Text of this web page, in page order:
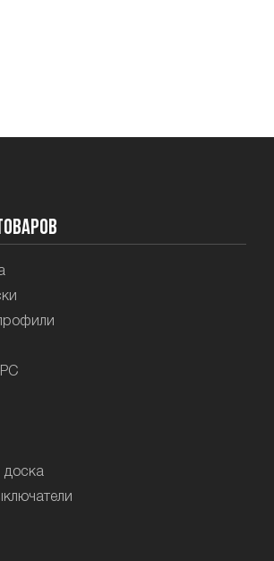
доска